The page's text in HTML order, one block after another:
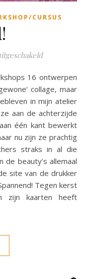
CURSUS
voor Besteld!
collage, maar
in mijn atelier
aan de achterzijde
één kant bewerkt
nu zijn ze prachtig
straks in al die
de beauty’s allemaal
site van de drukker
Tegen kerst
zijn kaarten heeft